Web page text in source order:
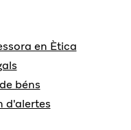
en Ètica
béns
d'alertes